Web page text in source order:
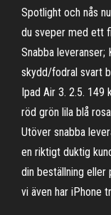
Spotlight och nås
du sveper med ett
Snabba leveranser;
skydd/fodral svart
Ipad Air 3. 2.5. 149
röd grön lila blå
Utöver snabba
en riktigt duktig
din beställning eller
vi även har iPhone